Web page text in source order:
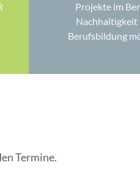
Projekte im
Nachhaltigkeit
Berufsbildung
Termine.